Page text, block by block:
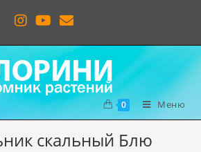
0 Меню
скальный Блю